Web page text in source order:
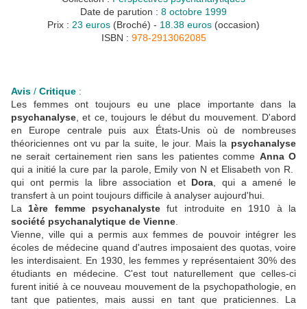
Date de parution : 8 octobre 1999
Prix : 23 euros (Broché) - 18.38 euros (occasion)
ISBN : 978-2913062085
Avis / Critique :
Les femmes ont toujours eu une place importante dans la
psychanalyse , et ce, toujours le début du mouvement. D'abord
en Europe centrale puis aux États-Unis où de nombreuses
théoriciennes ont vu par la suite, le jour. Mais la psychanalyse
ne serait certainement rien sans les patientes comme Anna O
qui a initié la cure par la parole, Emily von N et Elisabeth von R.
qui ont permis la libre association et Dora , qui a amené le
transfert à un point toujours difficile à analyser aujourd'hui.
La 1ère femme psychanalyste fut introduite en 1910 à la
société psychanalytique de Vienne
Vienne, ville qui a permis aux femmes de pouvoir intégrer les
écoles de médecine quand d'autres imposaient des quotas, voire
les interdisaient. En 1930, les femmes y représentaient 30% des
étudiants en médecine. C'est tout naturellement que celles-ci
furent initié à ce nouveau mouvement de la psychopathologie, en
tant que patientes, mais aussi en tant que praticiennes. La